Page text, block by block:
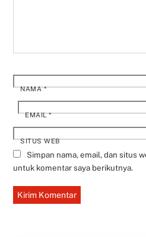
NAMA*
EMAIL*
SITUS WEB
Simpan nama, email, dan situs
untuk komentar saya berikutnya.